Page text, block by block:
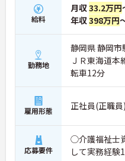
給料
月収33.2万円
年収398万円
勤務地
静岡県 静岡
ＪＲ東海道本
転車12分
雇用形態 正社員(正職員)
応募要件
◯介護福祉士
して実務経験